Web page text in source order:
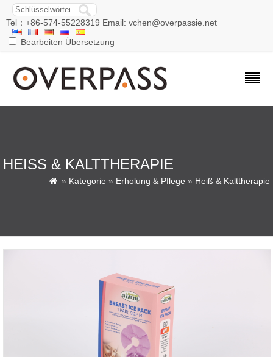
Tel：+86-574-55228319 Email: vchen@overpassie.net
Bearbeiten Übersetzung
HEISS & KALTTHERAPIE
 » Kategorie » Erholung & Pflege » Heiß & Kalttherapie